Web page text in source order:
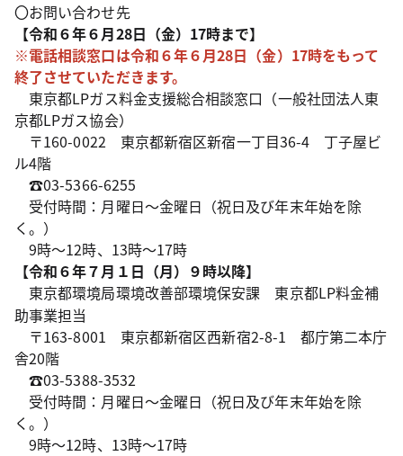
〇お問い合わせ先
【令和６年６月28日（金）17時まで】
※電話相談窓口は令和６年６月28日（金）17時をもって
終了させていただきます。
東京都LPガス料金支援総合相談窓口（一般社団法人東
京都LPガス協会）
〒160-0022 東京都新宿区新宿一丁目36-4 丁子屋ビ
ル4階
☎03-5366-6255
受付時間：月曜日～金曜日（祝日及び年末年始を除
く。）
9時～12時、13時～17時
【令和６年７月１日（月）９時以降】
東京都環境局環境改善部環境保安課 東京都LP料金補
助事業担当
〒163-8001 東京都新宿区西新宿2-8-1 都庁第二本庁
舎20階
☎03-5388-3532
受付時間：月曜日～金曜日（祝日及び年末年始を除
く。）
9時～12時、13時～17時